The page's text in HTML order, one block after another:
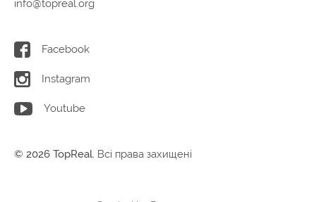
info@topreal.org
Facebook
Instagram
Youtube
© 2026 TopReal. Всі права захищені